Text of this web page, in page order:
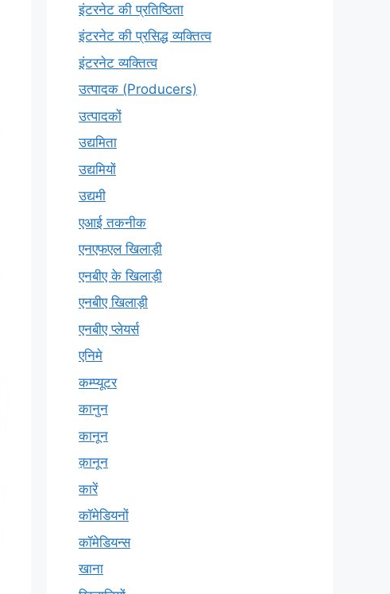
इंटरनेट की प्रतिष्ठिता
इंटरनेट की प्रसिद्ध व्यक्तित्व
इंटरनेट व्यक्तित्व
उत्पादक (Producers)
उत्पादकों
उद्यमिता
उद्यमियों
उद्यमी
एआई तकनीक
एनएफएल खिलाड़ी
एनबीए के खिलाड़ी
एनबीए खिलाड़ी
एनबीए प्लेयर्स
एनिमे
कम्प्यूटर
कानुन
कानून
क़ानून
कारें
कॉमेडियनों
कॉमेडियन्स
खाना